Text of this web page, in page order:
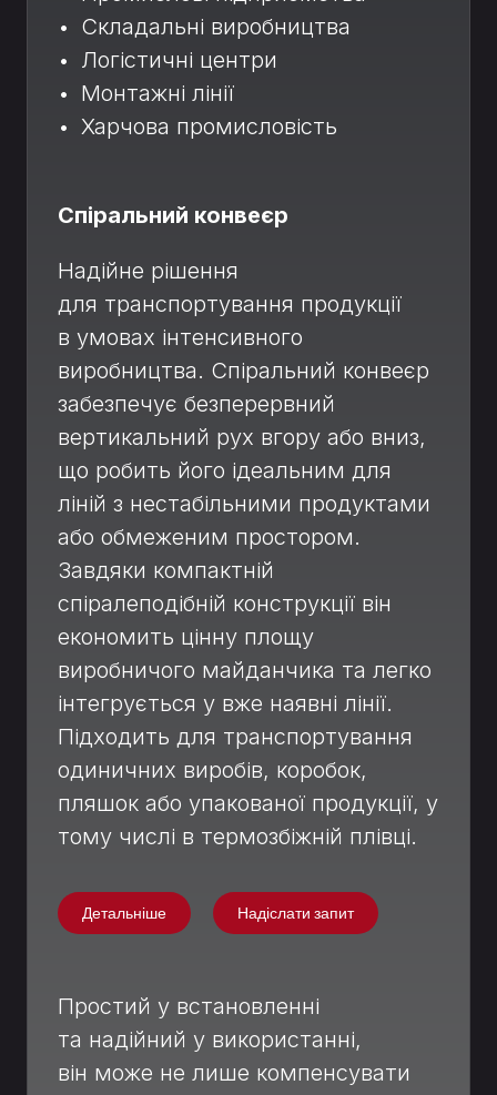
• Складальні виробництва
• Логістичні центри
• Монтажні лінії
• Харчова промисловість
Спіральний конвеєр
Надійне рішення
для транспортування продукції
в умовах інтенсивного
виробництва. Спіральний конвеєр
забезпечує безперервний
вертикальний рух вгору або вниз,
що робить його ідеальним для
ліній з нестабільними продуктами
або обмеженим простором.
Завдяки компактній
спіралеподібній конструкції він
економить цінну площу
виробничого майданчика та легко
інтегрується у вже наявні лінії.
Підходить для транспортування
одиничних виробів, коробок,
пляшок або упакованої продукції, у
тому числі в термозбіжній плівці.
Детальніше Надіслати запит
Простий у встановленні
та надійний у використанні,
він може не лише компенсувати